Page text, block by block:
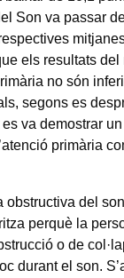
Son va passar
els resultats del
no són
segons es
va demostrar
primària
obstructiva del son
perquè la
o de
durant el son.